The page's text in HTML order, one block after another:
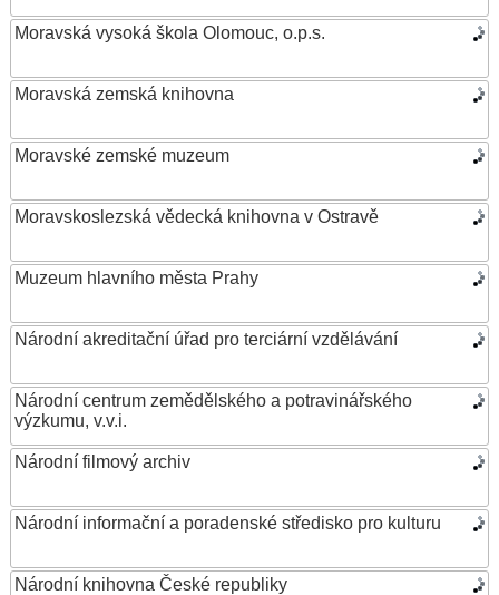
Moravská vysoká škola Olomouc, o.p.s.
Moravská zemská knihovna
Moravské zemské muzeum
Moravskoslezská vědecká knihovna v Ostravě
Muzeum hlavního města Prahy
Národní akreditační úřad pro terciární vzdělávání
Národní centrum zemědělského a potravinářského
výzkumu, v.v.i.
Národní filmový archiv
Národní informační a poradenské středisko pro kulturu
Národní knihovna České republiky